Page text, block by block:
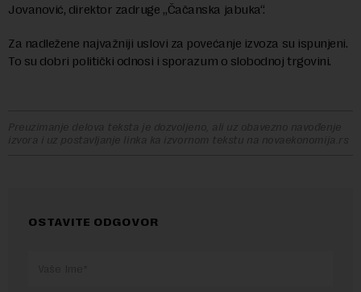
Jovanović, direktor zadruge „Čačanska jabuka“.
Za nadležene najvažniji uslovi za povećanje izvoza su ispunjeni.
To su dobri politički odnosi i sporazum o slobodnoj trgovini.
Preuzimanje delova teksta je dozvoljeno, ali uz obavezno navođenje
izvora i uz postavljanje linka ka izvornom tekstu na novaekonomija.rs
OSTAVITE ODGOVOR